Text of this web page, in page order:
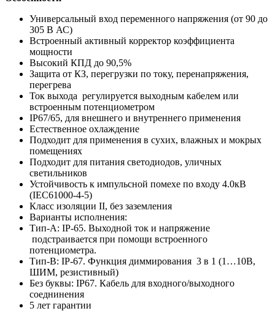
Универсальный вход переменного напряжения (от 90 до
305 В АС)
Встроенный активный корректор коэффициента
мощности
Высокий КПД до 90,5%
Защита от КЗ, перегрузки по току, перенапряжения,
перегрева
Ток выхода регулируется выходным кабелем или
встроенным потенциометром
IP67/65, для внешнего и внутреннего применения
Естественное охлаждение
Подходит для применения в сухих, влажных и мокрых
помещениях
Подходит для питания светодиодов, уличных
светильников
Устойчивость к импульсной помехе по входу 4.0кВ
(IEC61000-4-5)
Класс изоляции II, без заземления
Варианты исполнения:
Тип-А: IP-65. Выходной ток и напряжение
подстраивается при помощи встроенного
потенциометра.
Тип-B: IP-67. Функция диммирования 3 в 1 (1…10В,
ШИМ, резистивный)
Без буквы: IP67. Кабель для входного/выходного
соеднинения
5 лет гарантии